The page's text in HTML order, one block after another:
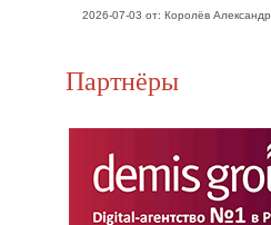
2026-07-03 от: Королёв Александр
Партнёры